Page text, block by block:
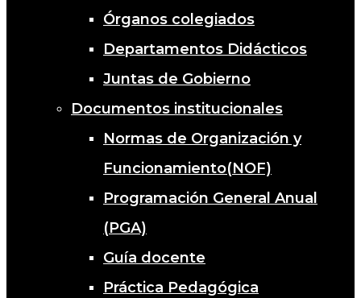
Órganos colegiados
Departamentos Didácticos
Juntas de Gobierno
Documentos institucionales
Normas de Organización y
Funcionamiento(NOF)
Programación General Anual
(PGA)
Guía docente
Práctica Pedagógica